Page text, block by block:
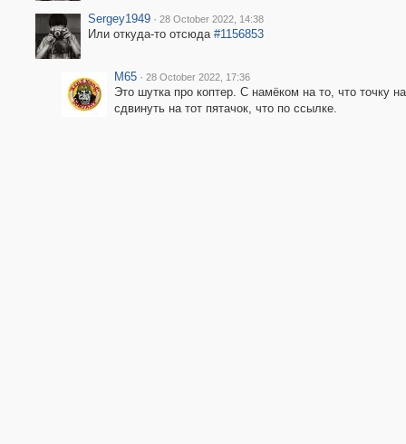
Sergey1949 · 28 October 2022, 14:38
Или откуда-то отсюда #1156853
M65 · 28 October 2022, 17:36
Это шутка про коптер. С намёком на то, что точку
сдвинуть на тот пятачок, что по ссылке.